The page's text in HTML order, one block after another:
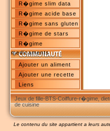
R�gime slim data
R�gime acide base
R�gime sans gluten
R�gime de stars
R�gime
medicaments
Ajouter un aliment
Ajouter une recette
Liens
Jeux de fille-BTS-Coiffure-r�gime,
de cuisine
Le contenu du site appartient a leurs